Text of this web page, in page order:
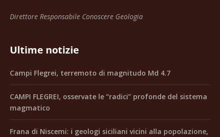
Direttore Responsabile Conoscere Geologia
Ultime notizie
Campi Flegrei, terremoto di magnitudo Md 4.7
CAMPI FLEGREI, osservate le “radici” profonde del sistema
magmatico
Frana di Niscemi: i geologi siciliani vicini alla popolazione,